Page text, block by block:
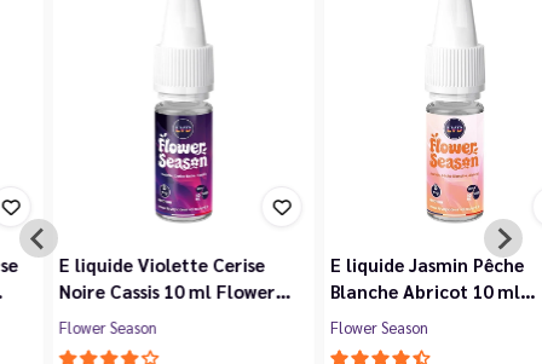
E liquide Violette Cerise
Noire Cassis 10 ml Flower…
Flower Season
E liquide Jasmin Pêche
Blanche Abricot 10 ml…
Flower Season